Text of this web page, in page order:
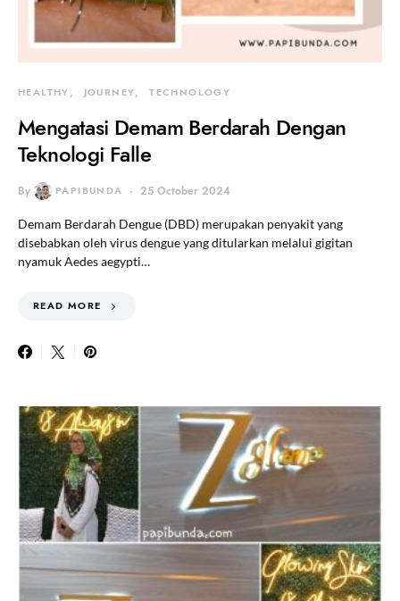
HEALTHY JOURNEY TECHNOLOGY
Mengatasi Demam Berdarah Dengan
Teknologi Falle
By PAPIBUNDA 25 October 2024
Demam Berdarah Dengue (DBD) merupakan penyakit yang
disebabkan oleh virus dengue yang ditularkan melalui gigitan
nyamuk Aedes aegypti…
READ MORE